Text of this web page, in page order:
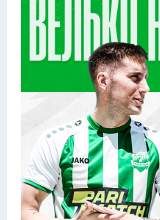
Тренажеры
Интерьеры квартир